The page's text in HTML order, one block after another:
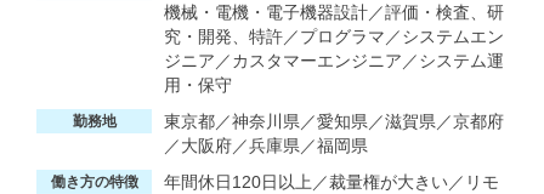
機械・電機・電子機器設計／評価・検査、研
究・開発、特許／プログラマ／システムエン
ジニア／カスタマーエンジニア／システム運
用・保守
勤務地
東京都／神奈川県／愛知県／滋賀県／京都府
／大阪府／兵庫県／福岡県
働き方の特徴
年間休日120日以上／裁量権が大きい／リモ